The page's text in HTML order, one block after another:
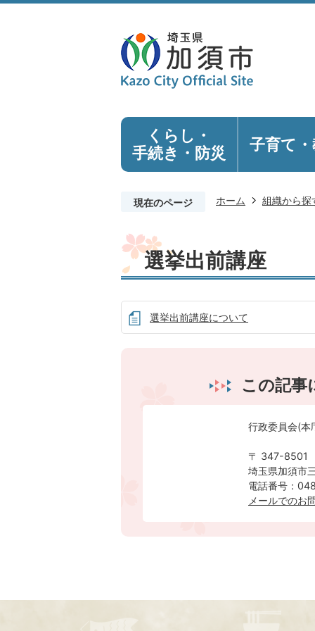
くらし・
手続き ・防災 子育て
現在のページ ホーム 組織から探
選挙出前講座
選挙出前講座について
この記事
行政委員会(本
〒 347-8501
埼玉県加須市
電話番号：
メールでのお